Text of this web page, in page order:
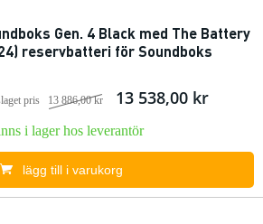
Gen. 4 Black med The Battery
reservbatteri för Soundboks
pris 13 886,00 kr 13 538,00 kr
i lager hos leverantör
lägg till i varukorg